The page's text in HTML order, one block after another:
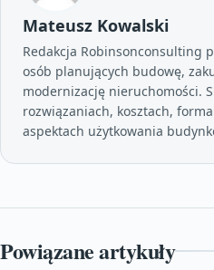
Mateusz Kowalski
Redakcja Robinsonconsulting
osób planujących budowę,
modernizację nieruchomości.
rozwiązaniach, kosztach,
aspektach użytkowania
Powiązane artykuły